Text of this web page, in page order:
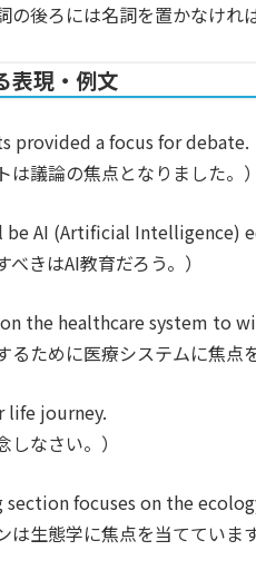
の後ろには名詞を置かなけれ
表現・例文
provided a focus for debate.
は議論の焦点となりました。）
be AI (Artificial Intelligence)
べきはAI教育だろう。）
the healthcare system to
るために医療システムに焦点
life journey.
しなさい。）
section focuses on the
は生態学に焦点を当てていま